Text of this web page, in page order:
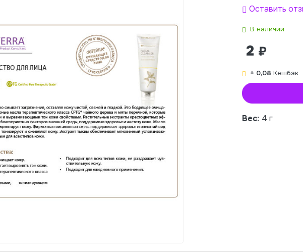
Оставить
В наличии
2 ₽
+ 0,08 Кешбэк
Вес: 4 г